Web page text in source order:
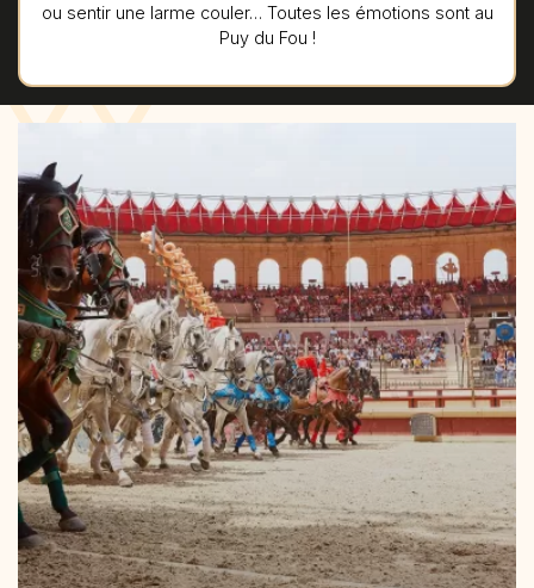
ou sentir une larme couler… Toutes les émotions sont au
Puy du Fou !